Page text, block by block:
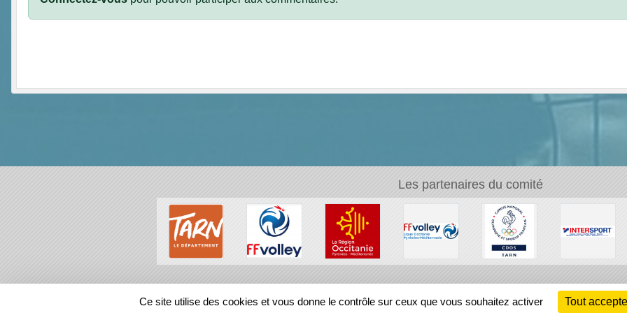
Les partenaires du comité
REGIONS
Ce site utilise des cookies et vous donne le contrôle sur ceux que vous souhaitez activer Tout